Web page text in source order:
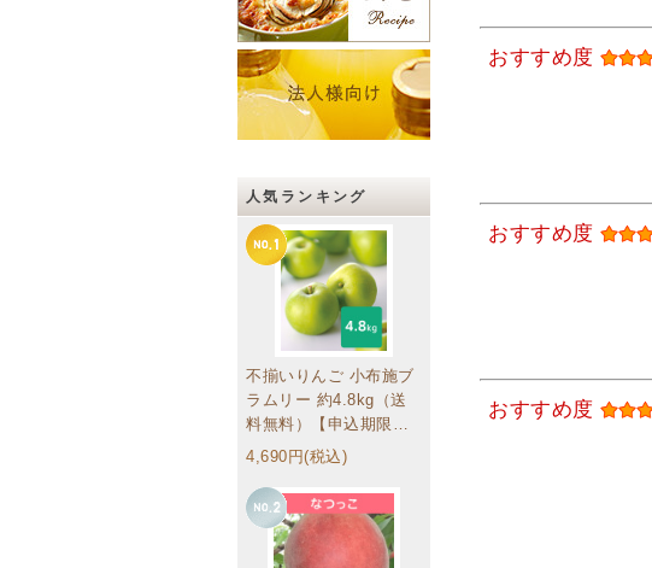
人気ランキング
不揃いりんご 小布施ブ
ラムリー 約4.8kg（送
料無料）【申込期限：9
月16日まで】訳あり家
庭用ミックス
4,690円(税込)
おすすめ度
おすすめ度
おすすめ度